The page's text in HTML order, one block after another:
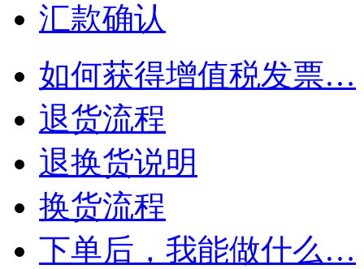
汇款确认
如何获得增值税发票…
退货流程
退换货说明
换货流程
下单后，我能做什么…